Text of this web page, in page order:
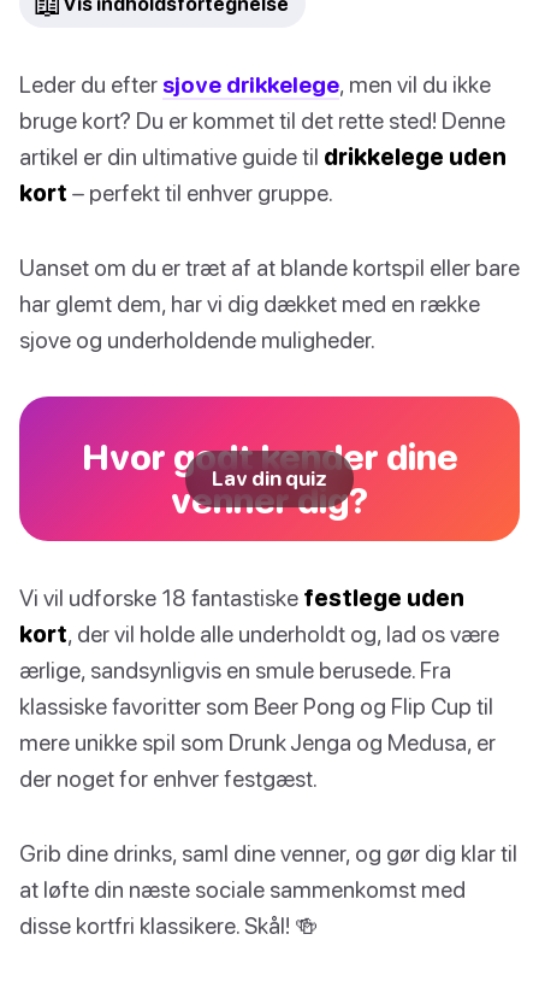
Leder du efter sjove drikkelege, men vil du ikke
bruge kort? Du er kommet til det rette sted! Denne
artikel er din ultimative guide til drikkelege uden
kort – perfekt til enhver gruppe.
Uanset om du er træt af at blande kortspil eller bare
har glemt dem, har vi dig dækket med en række
sjove og underholdende muligheder.
Hvor godt kender dine
venner dig?
Lav din quiz
Vi vil udforske 18 fantastiske festlege uden
kort, der vil holde alle underholdt og, lad os være
ærlige, sandsynligvis en smule berusede. Fra
klassiske favoritter som Beer Pong og Flip Cup til
mere unikke spil som Drunk Jenga og Medusa, er
der noget for enhver festgæst.
Grib dine drinks, saml dine venner, og gør dig klar til
at løfte din næste sociale sammenkomst med
disse kortfri klassikere. Skål! 🍻